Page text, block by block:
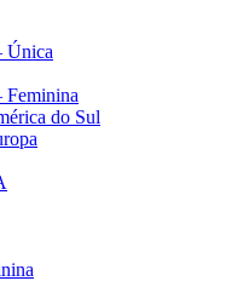
Única
Feminina
do Sul